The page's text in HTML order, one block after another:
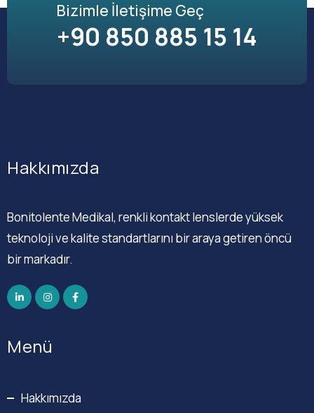
Bizimle İletişime Geç
+90 850 885 15 14
Hakkımızda
Bonitolente Medikal, renkli kontakt lenslerde yüksek
teknoloji ve kalite standartlarını bir araya getiren öncü
bir markadır.
Menü
Hakkımızda